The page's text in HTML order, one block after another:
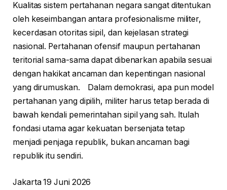
Kualitas sistem pertahanan negara sangat ditentukan
oleh keseimbangan antara profesionalisme militer,
kecerdasan otoritas sipil, dan kejelasan strategi
nasional. Pertahanan ofensif maupun pertahanan
teritorial sama-sama dapat dibenarkan apabila sesuai
dengan hakikat ancaman dan kepentingan nasional
yang dirumuskan. Dalam demokrasi, apa pun model
pertahanan yang dipilih, militer harus tetap berada di
bawah kendali pemerintahan sipil yang sah. Itulah
fondasi utama agar kekuatan bersenjata tetap
menjadi penjaga republik, bukan ancaman bagi
republik itu sendiri.
Jakarta 19 Juni 2026